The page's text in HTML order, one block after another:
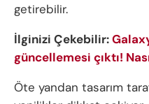
getirebilir.
İlginizi Çekebilir:
güncellemesi çıktı!
Öte yandan tasarım